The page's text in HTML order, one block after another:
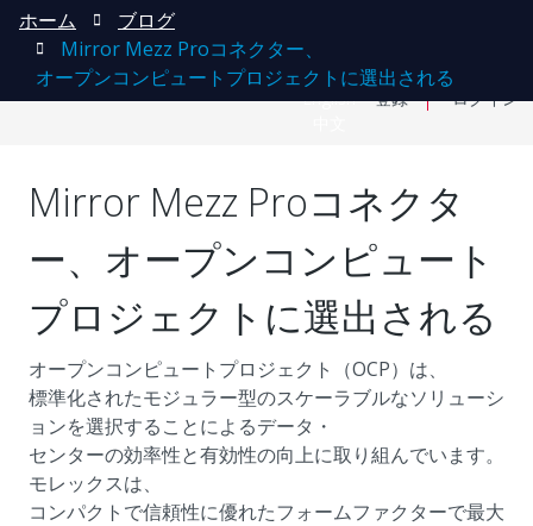
English
登録 ログイン
ホーム
ブログ
Mirror Mezz Proコネクター、
オープンコンピュートプロジェクトに選出される
Mirror Mezz Proコネクタ
ー、オープンコンピュート
プロジェクトに選出される
オープンコンピュートプロジェクト（OCP）は、
標準化されたモジュラー型のスケーラブルなソリューシ
ョンを選択することによるデータ・
センターの効率性と有効性の向上に取り組んでいます。
モレックスは、
コンパクトで信頼性に優れたフォームファクターで最大